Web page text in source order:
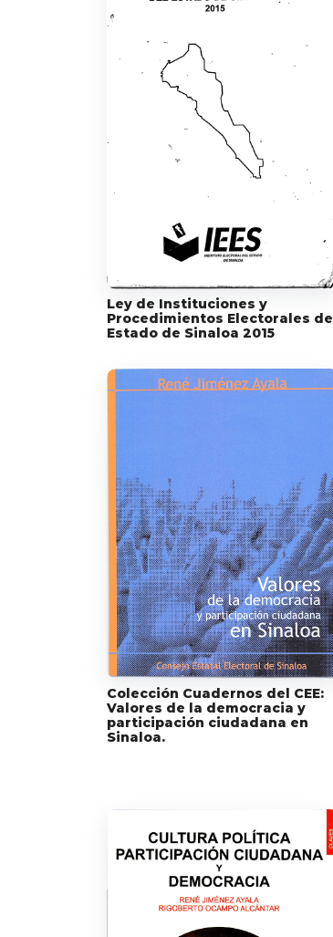
Ley de Instituciones y
Procedimientos Electorales del
Estado de Sinaloa 2015
Colección Cuadernos del CEE:
Valores de la democracia y
participación ciudadana en
Sinaloa.